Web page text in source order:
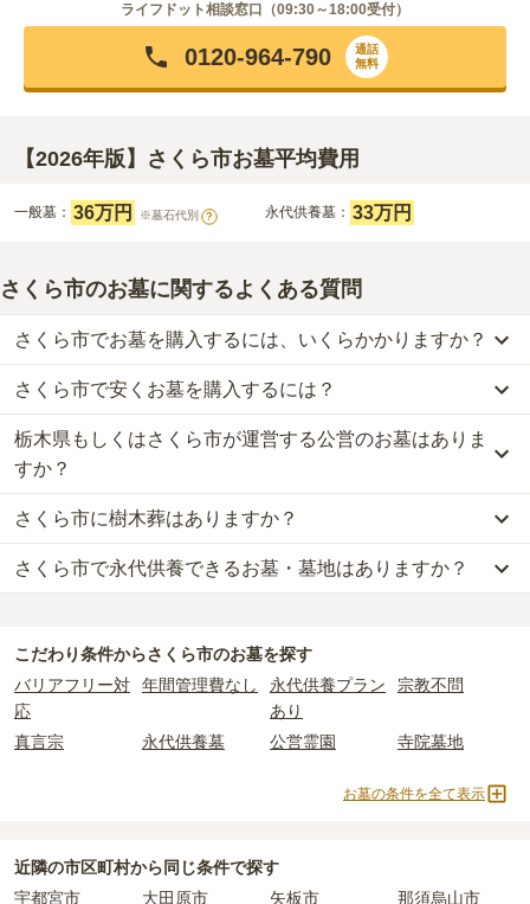
ライフドット相談窓口（09:30～18:00受付）
0120-964-790
通話
無料
【2026年版】さくら市お墓平均費用
一般墓： 36万円 ※墓石代別 ? 永代供養墓： 33万円
さくら市のお墓に関するよくある質問
さくら市でお墓を購入するには、いくらかかりますか？
さくら市での購入費用の目安は、一般墓が約203万円、永代供養墓
が約33万円です。
一般墓を建てる場合は、「永代使用料（土地代）」と「墓石代」の
2つが主な費用となります。
さくら市の一般墓の永代使用料の平均は36万円で、墓石代は栃木県
の平均166.9万円です。いずれも区画の広さや墓石の大きさ・素材
によって変わります。
樹木葬・納骨堂・永代供養墓は、基本的に墓石代がかからず、永代
なお、お墓によっては以下の費用が別途かかる場合があります。
・開眼法要の費用：お墓を新しく建てた際に行う儀式のための費
用。僧侶に渡すお布施がかかります。
・ 納骨式の費用
：お墓に遺骨を納める儀式のための費用。僧侶に渡
すお布施、会食などの費用がかかります。
：お墓の管理費。契約後、毎年発生するケースがあり
正確な費用は、区画や石材の選び方によって大きく変わるため、見
積もりを取るまで確定しません。
さくら市で安くお墓を購入するには？
さくら市で一番安価な お墓は、普濟寺の一般墓で、15万円からお求
めいただけます。
一般的に最も費用を抑えられるのは、他の方のご遺骨と一緒に埋葬
する 「合祀墓（ごうしぼ）」と呼ばれるタイプです。個別のお墓に
比べて省スペースで管理の手間がかからないため、費用が安く設定
されています。
価格の目安は、1名あたり5万円〜30万円程度です。
さくら市で安価なお墓を探したい場合は、
てお墓を探すのがおすすめです。
栃木県もしくはさくら市が運営する公営のお墓はありま
すか？
さくら市には、栃木県もしくはさくら市
3
件あります。
さくら市営 箱森霊園、 さくら市営 きぬの里霊園、 さくら市営 桜野
墓地などが代表的です。
公営霊園は民営の霊園と異なり、契約にあたって応募資格が設けら
れているケースがほとんどです。
主な条件として、遺骨がすでにある、該当の市区町村に一定年数以
上住んでいるなどが挙げられます。
条件を満たさない場合は、申し込み自体ができないことも多いた
契約条件の詳細は、各霊園のページをご確認いただくか、資料請求
さくら市に樹木葬はありますか？
さくら市には、樹木葬の掲載がありません。
自然葬をお考えの場合は、海洋散骨もご検討ください。
さくら市で永代供養できるお墓・墓地はありますか？
詳しくは、さくら市 の永代供養の一覧をご覧ください。
こだわり条件からさくら市のお墓を探す
バリアフリー対
応
年間管理費なし
永代供養プラン
あり
宗教不問
真言宗 永代供養墓 公営霊園 寺院墓地
お墓の条件を全て表示
近隣の市区町村から同じ条件で探す
宇都宮市
大田原市 矢板市
那須烏山市